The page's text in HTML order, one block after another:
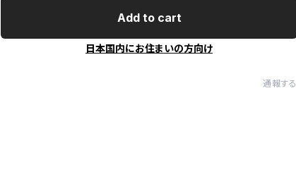
Add to cart
日本国内にお住まいの方向け
通報する